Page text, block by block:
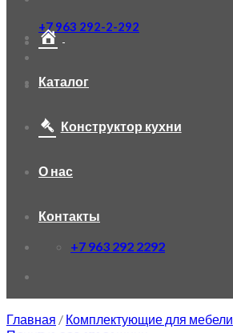
+7 963 292-2-292
Каталог
Конструктор кухни
О нас
Контакты
+7 963 292 2292
Главная / Комплектующие для мебели